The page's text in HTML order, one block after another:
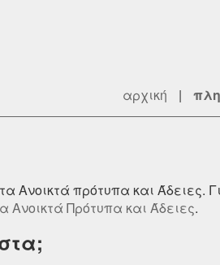
αρχική |
πρότυπα και Άδειες.
Πρότυπα και Άδειες.